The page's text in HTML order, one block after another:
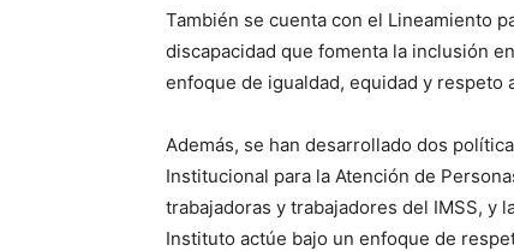
También se cuenta con el Lineamiento
discapacidad que fomenta la inclusión
enfoque de igualdad, equidad y respeto
Además, se han desarrollado dos
Institucional para la Atención de
trabajadoras y trabajadores del IMSS, y
Instituto actúe bajo un enfoque de